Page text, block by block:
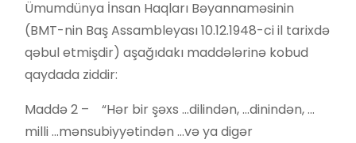
Ümumdünya İnsan Haqları Bəyannaməsinin
(BMT-nin Baş Assambleyası 10.12.1948-ci il tarixdə
qəbul etmişdir) aşağıdakı maddələrinə kobud
qaydada ziddir:
Maddə 2 – “Hər bir şəxs …dilindən, …dinindən, …
milli …mənsubiyyətindən …və ya digər